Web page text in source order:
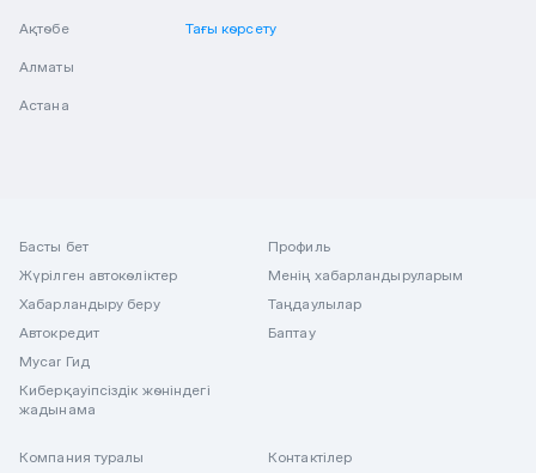
Ақтөбе
Алматы
Астана
Тағы көрсету
Басты бет
Жүрілген автокөліктер
Хабарландыру беру
Автокредит
Mycar Гид
Киберқауіпсіздік жөніндегі
жадынама
Профиль
Менің хабарландыруларым
Таңдаулылар
Баптау
Компания туралы
Контактілер